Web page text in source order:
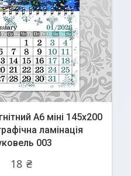
А6 міні 145х200
ламінація
003
18 ₴